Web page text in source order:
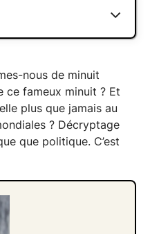
de l’apocalypse ?
et comment
sur l’horloge ?
t-elle (ou
en compte
nous de minuit
ce fameux minuit ? Et
plus que jamais au
? Décryptage
que politique. C’est